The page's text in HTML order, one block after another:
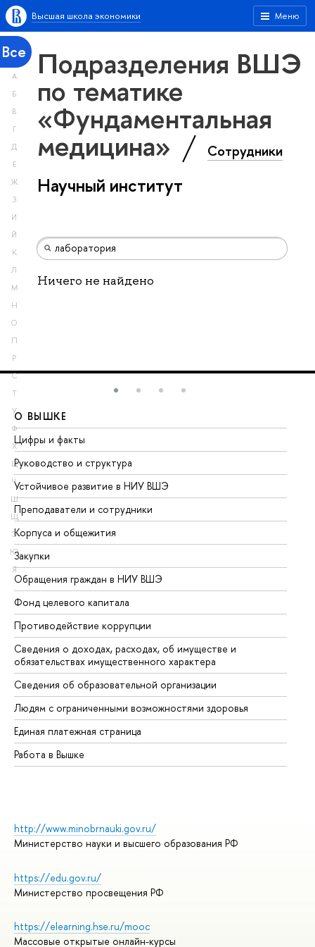
Меню
Высшая школа экономики
Все
А
Б
В
Г
Д
Е
Ж
З
И
Й
К
Л
М
Н
О
П
Р
С
Т
У
Ф
Х
Ц
Ч
Ш
Щ
Э
Ю
Я
Подразделения ВШЭ
по тематике
«Фундаментальная
медицина» Сотрудники
Научный институт
Ничего не найдено
О ВЫШКЕ
Цифры и факты
Руководство и структура
Устойчивое развитие в НИУ ВШЭ
Преподаватели и сотрудники
Корпуса и общежития
Закупки
Обращения граждан в НИУ ВШЭ
Фонд целевого капитала
Противодействие коррупции
Сведения о доходах, расходах, об имуществе и
обязательствах имущественного характера
Сведения об образовательной организации
Людям с ограниченными возможностями здоровья
Единая платежная страница
Работа в Вышке
http://www.minobrnauki.gov.ru/
Министерство науки и высшего образования РФ
https://edu.gov.ru/
Министерство просвещения РФ
https://elearning.hse.ru/mooc
Массовые открытые онлайн-курсы